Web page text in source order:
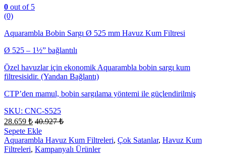
0 out of 5
(0)
Aquarambla Bobin Sargı Ø 525 mm Havuz Kum Filtresi
Ø 525 – 1½” bağlantılı
Özel havuzlar için ekonomik Aquarambla bobin sargı kum
filtresisidir. (Yandan Bağlantı)
CTP’den mamul, bobin sargılama yöntemi ile güçlendirilmiş
SKU: CNC-S525
28.659 ₺ 40.927₺
Sepete Ekle
Aquarambla Havuz Kum Filtreleri, Çok Satanlar, Havuz Kum
Filtreleri, Kampanyalı Ürünler